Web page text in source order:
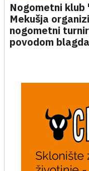
Nogometni klub
Mekušja
nogometni
povodom